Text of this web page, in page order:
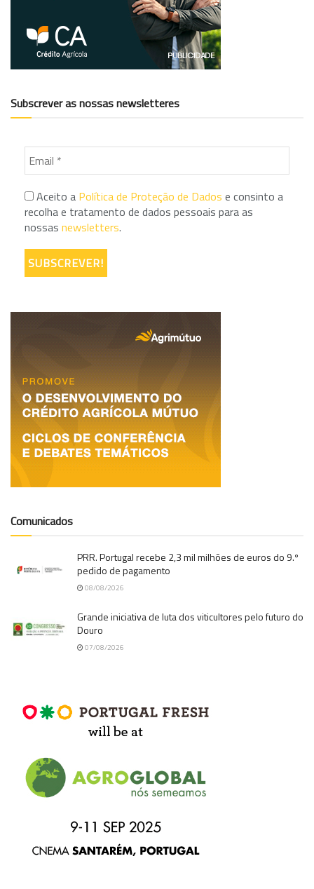
Subscrever as nossas newsletteres
Aceito a Política de Proteção de Dados e consinto a
recolha e tratamento de dados pessoais para as
nossas newsletters.
Comunicados
PRR. Portugal recebe 2,3 mil milhões de euros do 9.º
pedido de pagamento
08/08/2026
Grande iniciativa de luta dos viticultores pelo futuro do
Douro
07/08/2026